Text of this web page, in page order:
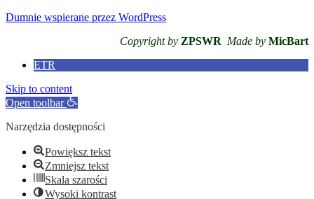
Dumnie wspierane przez WordPress
Copyright by ZPSWR Made by MicBart
ETR
Skip to content
Open toolbar
Narzędzia dostępności
Powiększ tekst
Zmniejsz tekst
Skala szarości
Wysoki kontrast